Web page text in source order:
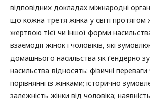
відповідних докладах міжнародні
що кожна третя жінка у світі протягом
жертвою тієї чи іншої форми
взаємодії жінок і чоловіків, які
домашнього насильства як ґендерно
насильства відносять: фізичні переваги
порівнянні із жінками; історично
залежність жінки від чоловіка;